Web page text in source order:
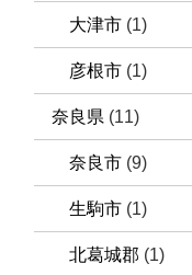
大津市 (1)
彦根市 (1)
奈良県 (11)
奈良市 (9)
生駒市 (1)
北葛城郡 (1)